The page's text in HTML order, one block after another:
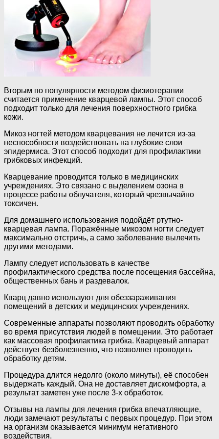
Вторым по популярности методом физиотерапии
считается применение кварцевой лампы. Этот способ
подходит только для лечения поверхностного грибка
кожи.
Микоз ногтей методом кварцевания не лечится из-за
неспособности воздействовать на глубокие слои
эпидермиса. Этот способ подходит для профилактики
грибковых инфекций.
Кварцевание проводится только в медицинских
учреждениях. Это связано с выделением озона в
процессе работы облучателя, который чрезвычайно
токсичен.
Для домашнего использования подойдёт ртутно-
кварцевая лампа. Поражённые микозом ногти следует
максимально отстричь, а само заболевание вылечить
другими методами.
Лампу следует использовать в качестве
профилактического средства после посещения бассейна,
общественных бань и раздевалок.
Кварц давно используют для обеззараживания
помещений в детских и медицинских учреждениях.
Современные аппараты позволяют проводить обработку
во время присутствия людей в помещении. Это работает
как массовая профилактика грибка. Кварцевый аппарат
действует безболезненно, что позволяет проводить
обработку детям.
Процедура длится недолго (около минуты), её способен
выдержать каждый. Она не доставляет дискомфорта, а
результат заметен уже после 3-х обработок.
Отзывы на лампы для лечения грибка впечатляющие,
люди замечают результаты с первых процедур. При этом
на организм оказывается минимум негативного
воздействия.